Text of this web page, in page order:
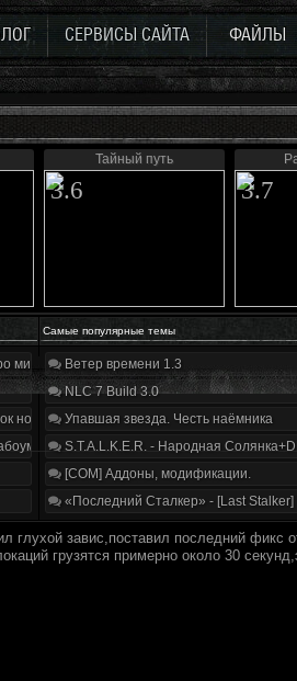
СЕРВИСЫ САЙТА ФАЙЛЫ
Тайный путь
3.6 3.7
Самые популярные темы
мир, геймплей и сюжет | Разбор трейлера
нововведений
и отвага
Ветер времени 1.3
NLC 7 Build 3.0
Упавшая звезда. Честь наёмника
S.T.A.L.K.E.R. - Народная
[COM] Аддоны, модификации.
«Последний Сталкер» - [Last Stalker]
глухой завис,поставил последний
грузятся примерно около 30